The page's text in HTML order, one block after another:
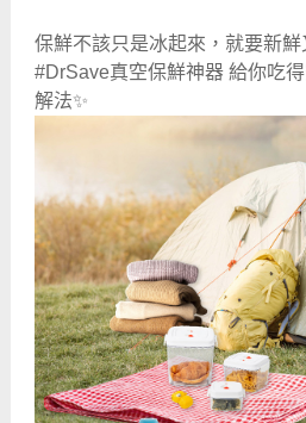
保鮮不該只是冰起來，就要新鮮
#DrSave真空保鮮神器 給你吃
解法✨